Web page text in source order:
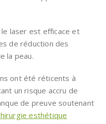
laser est efficace et
de réduction des
la peau.
ont été réticents à
un risque accru de
de preuve soutenant
esthétique